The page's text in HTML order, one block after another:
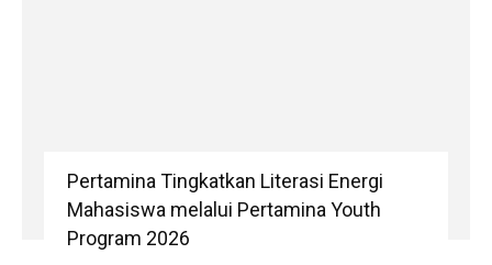
Pertamina Tingkatkan Literasi Energi
Mahasiswa melalui Pertamina Youth
Program 2026